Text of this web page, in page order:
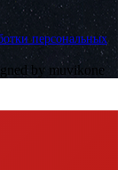
персональных
by muvikone